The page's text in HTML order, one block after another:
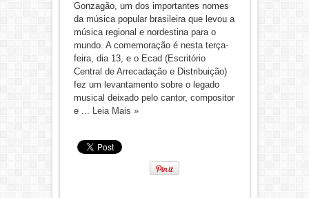
Gonzagão, um dos importantes nomes
da música popular brasileira que levou a
música regional e nordestina para o
mundo. A comemoração é nesta terça-
feira, dia 13, e o Ecad (Escritório
Central de Arrecadação e Distribuição)
fez um levantamento sobre o legado
musical deixado pelo cantor, compositor
e ... Leia Mais »